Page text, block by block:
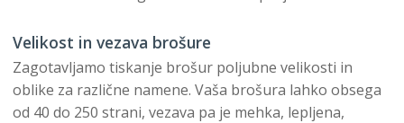
Velikost in vezava brošure
Zagotavljamo tiskanje brošur poljubne velikosti in
oblike za različne namene. Vaša brošura lahko obsega
od 40 do 250 strani, vezava pa je mehka, lepljena,